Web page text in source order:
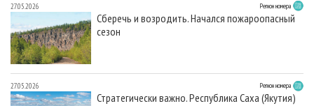
27.05.2026 Регион номера
Сберечь и возродить. Начался пожароопасный
сезон
27.05.2026 Регион номера
Стратегически важно. Республика Саха (Якутия)